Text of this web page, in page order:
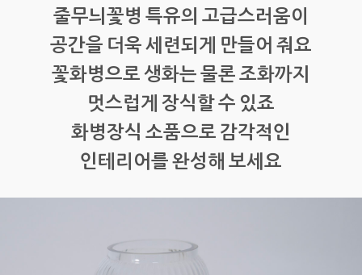
줄무늬꽃병 특유의 고급스러움이
공간을 더욱 세련되게 만들어 줘요
꽃화병으로 생화는 물론 조화까지
멋스럽게 장식할 수 있죠
화병장식 소품으로 감각적인
인테리어를 완성해 보세요